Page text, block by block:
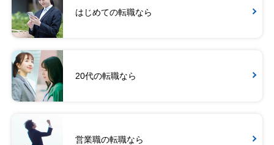
はじめての転職なら
20代の転職なら
営業職の転職なら